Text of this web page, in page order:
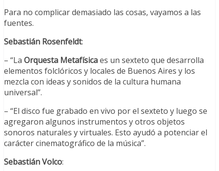
Para no complicar demasiado las cosas, vayamos a las
fuentes.
Sebastián Rosenfeldt:
– “La Orquesta Metafísicaes un sexteto que desarrolla
elementos folclóricos y locales de Buenos Aires y los
mezcla con ideas y sonidos de la cultura humana
universal”.
– “El disco fue grabado en vivo por el sexteto y luego se
agregaron algunos instrumentos y otros objetos
sonoros naturales y virtuales. Esto ayudó a potenciar el
carácter cinematográfico de la música”.
Sebastián Volco: